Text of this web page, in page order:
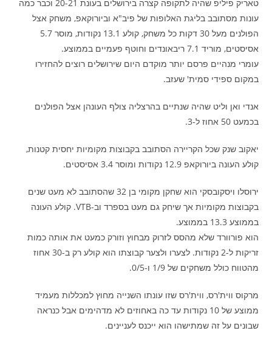
טאריק פיליפ שהיה לתקופה קצרה בירושלים בעונת 20-21 וכבר כמה
עונות מסתובב בליגת האלופות של פיב"א וביורוקאפ, משחק אצל
הפולנים מעל 30 דקות כל משחק, קולע 13.1 נקודות, מוסר 5.7
אסיסטים, מוריד 7.1 ריבאונדים וחוטף פעמיים בממוצע.
עומרי מנהיים פרסם יותר מוקדם היום שירושלים רוצים להחזירו
במקום ספידי סמית' שעזב.
אנדי ואן וליט שהיה שנתיים בהרצליה צולף העונהן אצל הפולנים
בכמעט 50 אחוז ל-3.
יאקוב שנק שכל הקריירה הסתובב בקבוצות מקומיות יחסית קטנות,
קולע העונה ביורוקאפ 12.9 נקודות ומוסר 3.4 אסיסטים.
ירוסלו ויסקובסקי הוא שחקן מקומי בן 32 שהסתובב לא מעט שנים
בקבוצות מקומיות אך שיחק גם מעט בספרד וב-VTB. קולע העונה
בממוצע 13.3 בממוצע.
הוא פורוורד שלא מהסס לזרוק מבחוץ וזורק כמעט את אותה כמות
זריקות ל-2 נקודות. לצערו ולצער קבוצתו הוא קולע רק ב-30 אחוז
מהטווח כולל משחקים של 1/9 ו-0/5.
מרקוס ווית'רס, ווית'רס שזו עונתו השנייה מחוץ למכללות מעמיד
ממוצע של 10 נקודות עד כה באחוזים לא מדהימים אבל כנראה
שבונים על זה שמתישהו הוא ייכנס לעניינים.